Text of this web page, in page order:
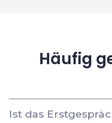
Häufig
Ist das